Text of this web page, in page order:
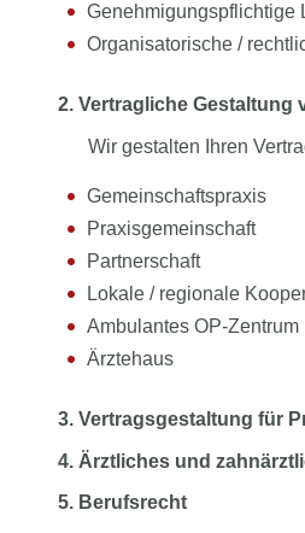
Genehmigungspflichtige
Organisatorische /
2. Vertragliche Gestaltung
Wir gestalten Ihren
Gemeinschaftspraxis
Praxisgemeinschaft
Partnerschaft
Lokale / regionale
Ambulantes OP-Zentrum
Ärztehaus
3. Vertragsgestaltung für
4. Ärztliches und
5. Berufsrecht